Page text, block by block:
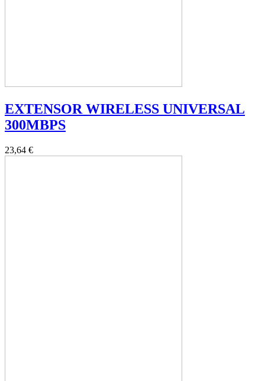
EXTENSOR WIRELESS UNIVERSAL
300MBPS
23,64 €